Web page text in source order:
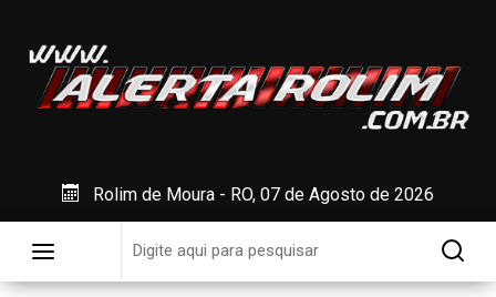
Rolim de Moura - RO, 07 de Agosto de 2026